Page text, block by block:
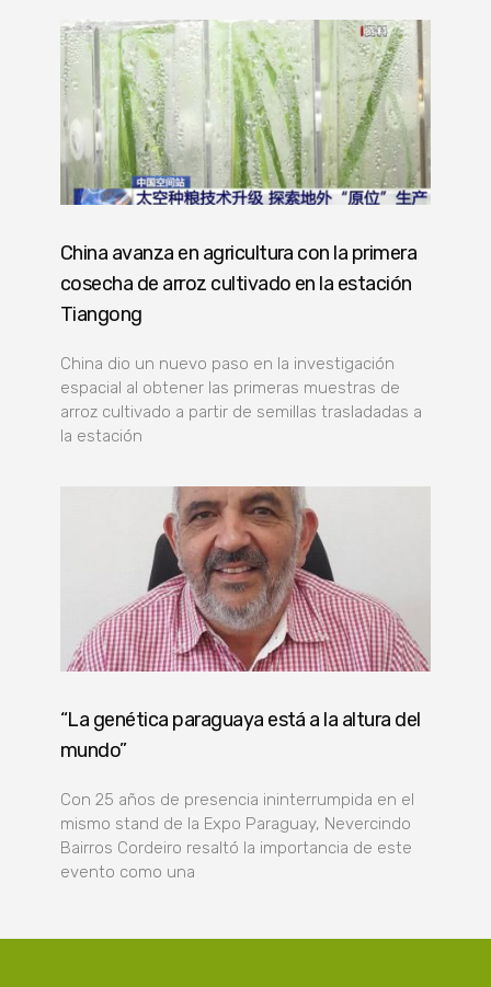
China avanza en agricultura con la primera
cosecha de arroz cultivado en la estación
Tiangong
China dio un nuevo paso en la investigación
espacial al obtener las primeras muestras de
arroz cultivado a partir de semillas trasladadas a
la estación
“La genética paraguaya está a la altura del
mundo”
Con 25 años de presencia ininterrumpida en el
mismo stand de la Expo Paraguay, Nevercindo
Bairros Cordeiro resaltó la importancia de este
evento como una